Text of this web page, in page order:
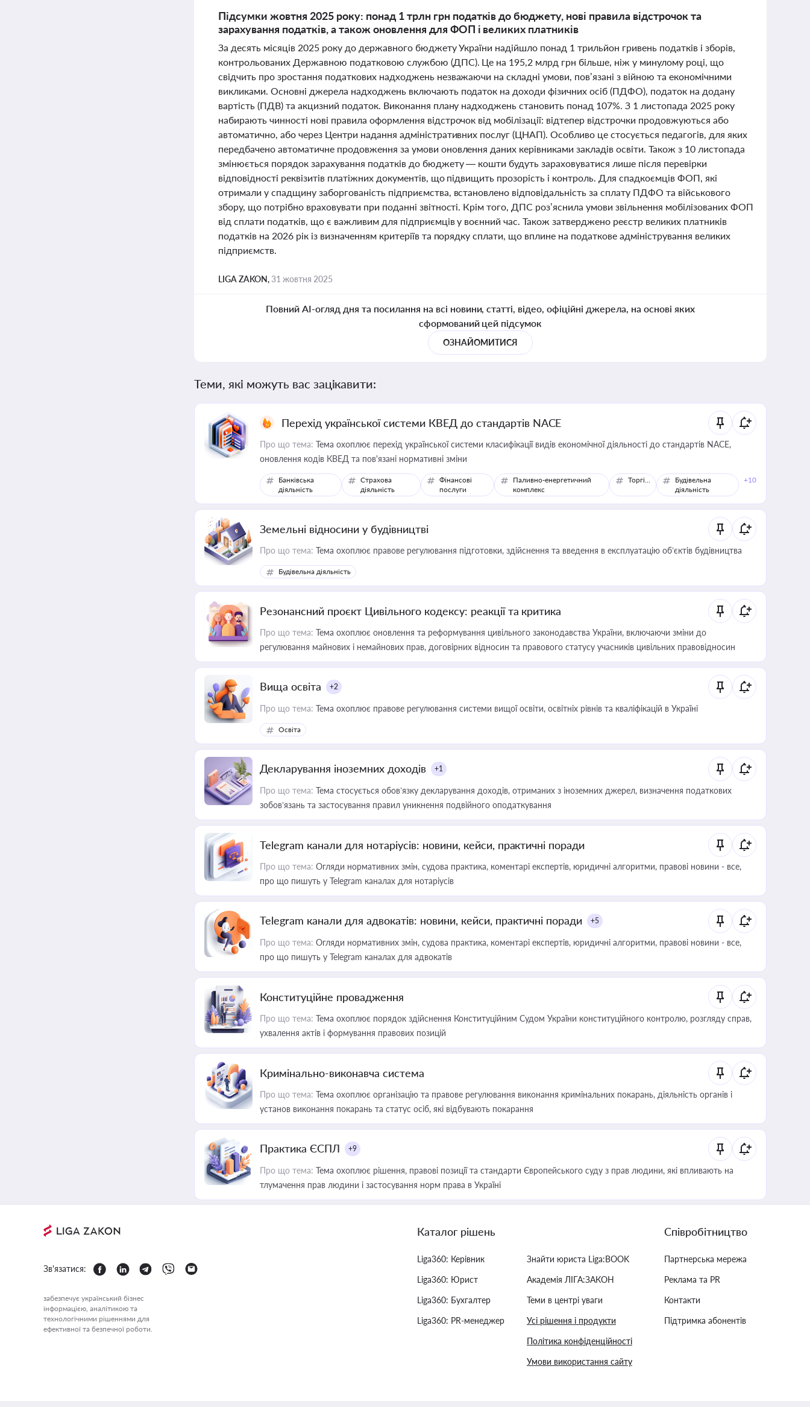
Підсумки жовтня 2025 року: понад 1 трлн грн податків до бюджету, нові правила відстрочок та
зарахування податків, а також оновлення для ФОП і великих платників
За десять місяців 2025 року до державного бюджету України надійшло понад 1 трильйон гривень податків і зборів,
контрольованих Державною податковою службою (ДПС). Це на 195,2 млрд грн більше, ніж у минулому році, що
свідчить про зростання податкових надходжень незважаючи на складні умови, пов’язані з війною та економічними
викликами. Основні джерела надходжень включають податок на доходи фізичних осіб (ПДФО), податок на додану
вартість (ПДВ) та акцизний податок. Виконання плану надходжень становить понад 107%. З 1 листопада 2025 року
набирають чинності нові правила оформлення відстрочок від мобілізації: відтепер відстрочки продовжуються або
автоматично, або через Центри надання адміністративних послуг (ЦНАП). Особливо це стосується педагогів, для яких
передбачено автоматичне продовження за умови оновлення даних керівниками закладів освіти. Також з 10 листопада
змінюється порядок зарахування податків до бюджету — кошти будуть зараховуватися лише після перевірки
відповідності реквізитів платіжних документів, що підвищить прозорість і контроль. Для спадкоємців ФОП, які
отримали у спадщину заборгованість підприємства, встановлено відповідальність за сплату ПДФО та військового
збору, що потрібно враховувати при поданні звітності. Крім того, ДПС роз’яснила умови звільнення мобілізованих ФОП
від сплати податків, що є важливим для підприємців у воєнний час. Також затверджено реєстр великих платників
податків на 2026 рік із визначенням критеріїв та порядку сплати, що вплине на податкове адміністрування великих
підприємств.
LIGA ZAKON,31 жовтня 2025
Повний AI-огляд дня та посилання на всі новини, статті, відео, офіційні джерела, на основі яких
сформований цей підсумок
ОЗНАЙОМИТИСЯ
Теми, які можуть вас зацікавити:
Перехід української системи КВЕД до стандартів NACE
Про що тема: Тема охоплює перехід української системи класифікації видів економічної діяльності до стандартів NACE,
оновлення кодів КВЕД та пов'язані нормативні зміни
Банківська
діяльність
Страхова
діяльність
Фінансові
послуги
Паливно-енергетичний
комплекс
Торгівля
Будівельна
діяльність
+10
Земельні відносини у будівництві
Про що тема: Тема охоплює правове регулювання підготовки, здійснення та введення в експлуатацію об’єктів будівництва
Будівельна діяльність
Резонансний проєкт Цивільного кодексу: реакції та критика
Про що тема: Тема охоплює оновлення та реформування цивільного законодавства України, включаючи зміни до
регулювання майнових і немайнових прав, договірних відносин та правового статусу учасників цивільних правовідносин
Вища освіта +2
Про що тема: Тема охоплює правове регулювання системи вищої освіти, освітніх рівнів та кваліфікацій в Україні
Освіта
Декларування іноземних доходів +1
Про що тема: Тема стосується обов’язку декларування доходів, отриманих з іноземних джерел, визначення податкових
зобов’язань та застосування правил уникнення подвійного оподаткування
Telegram канали для нотаріусів: новини, кейси, практичні поради
Про що тема: Огляди нормативних змін, судова практика, коментарі експертів, юридичні алгоритми, правові новини - все,
про що пишуть у Telegram каналах для нотаріусів
Telegram канали для адвокатів: новини, кейси, практичні поради +5
Про що тема: Огляди нормативних змін, судова практика, коментарі експертів, юридичні алгоритми, правові новини - все,
про що пишуть у Telegram каналах для адвокатів
Конституційне провадження
Про що тема: Тема охоплює порядок здійснення Конституційним Судом України конституційного контролю, розгляду справ,
ухвалення актів і формування правових позицій
Кримінально-виконавча система
Про що тема: Тема охоплює організацію та правове регулювання виконання кримінальних покарань, діяльність органів і
установ виконання покарань та статус осіб, які відбувають покарання
Практика ЄСПЛ +9
Про що тема: Тема охоплює рішення, правові позиції та стандарти Європейського суду з прав людини, які впливають на
тлумачення прав людини і застосування норм права в Україні
Зв'язатися:
забезпечує український бізнес
інформацією, аналітикою та
технологічними рішеннями для
ефективної та безпечної роботи.
Каталог рішень
Liga360: Керівник
Liga360: Юрист
Liga360: Бухгалтер
Liga360: PR-менеджер
Знайти юриста Liga:BOOK
Академія ЛІГА:ЗАКОН
Теми в центрі уваги
Усі рішення і продукти
Політика конфіденційності
Умови використання сайту
Співробітництво
Партнерська мережа
Реклама та PR
Контакти
Підтримка абонентів